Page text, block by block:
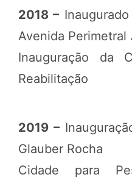
2018 –
Avenida Perimetral
Inauguração da
Reabilitação
2019 –
Glauber Rocha
Cidade para